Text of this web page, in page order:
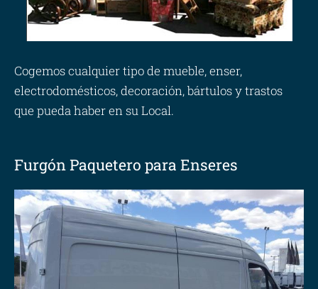
Cogemos cualquier tipo de mueble, enser,
electrodomésticos, decoración, bártulos y trastos
que pueda haber en su Local.
Furgón Paquetero para Enseres